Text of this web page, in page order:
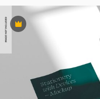
Premium